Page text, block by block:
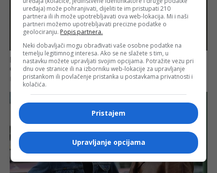
uređaja) može pohranjivati, dijeliti te im pristupati 210
partnera ili ih može upotrebljavati ova web-lokacija. Mi i naši
partneri možemo upotrebljavati precizne podatke o
geolociranju. Popis partnera.
Neki dobavljači mogu obrađivati vaše osobne podatke na
temelju legitimnog interesa. Ako se ne slažete s tim, u
nastavku možete upravljati svojim opcijama. Potražite vezu pri
dnu ove stranice ili na izborniku web-lokacije za upravljanje
pristankom ili povlačenje pristanka u postavkama privatnosti i
kolačića.
Pristajem
Upravljanje opcijama